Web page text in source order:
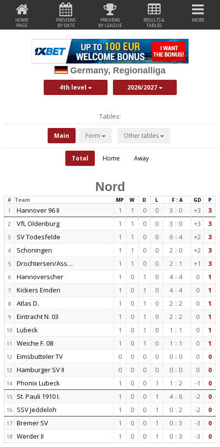
HOME
PAGE
PREVIEWS
BY DATE
PREVIEWS
BY LEAGUE
RESULTS &
TABLES
MORE
Germany, Regionalliga
4th level 2026/2027
Tables:
Main Form Other tables
Total Home Away
Nord
# Team MP W D L F : A GD P
1 Hannover 96 II 1 1 0 0 3 : 0 +3 3
2 VfL Oldenburg 1 1 0 0 3 : 0 +3 3
3 SV Todesfelde 1 1 0 0 6 : 4 +2 3
4 Schoningen 1 1 0 0 2 : 0 +2 3
5 Drochtersen/Ass… 1 1 0 0 2 : 1 +1 3
6 Hannoverscher 1 0 1 0 4 : 4 0 1
7 Kickers Emden 1 0 1 0 4 : 4 0 1
8 Atlas D. 1 0 1 0 2 : 2 0 1
9 Eintracht N. 03 1 0 1 0 2 : 2 0 1
10 Lubeck 1 0 1 0 1 : 1 0 1
11 Weiche F. 08 1 0 1 0 1 : 1 0 1
12 Eimsbutteler TV 0 0 0 0 0 : 0 0 0
13 Hamburger SV II 0 0 0 0 0 : 0 0 0
14 Phonix Lubeck 1 0 0 1 1 : 2 -1 0
15 St. Pauli 1910 I. 1 0 0 1 4 : 6 -2 0
16 SSV Jeddeloh 1 0 0 1 0 : 2 -2 0
17 Bremer SV 1 0 0 1 0 : 3 -3 0
18 Werder II 1 0 0 1 0 : 3 -3 0